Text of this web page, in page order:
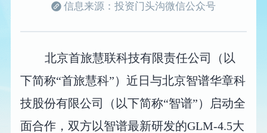
信息来源：投资门头沟微信公众号
北京首旅慧联科技有限责任公司（以
下简称“首旅慧科”）近日与北京智谱华章科
技股份有限公司（以下简称“智谱”）启动全
面合作，双方以智谱最新研发的GLM-4.5大